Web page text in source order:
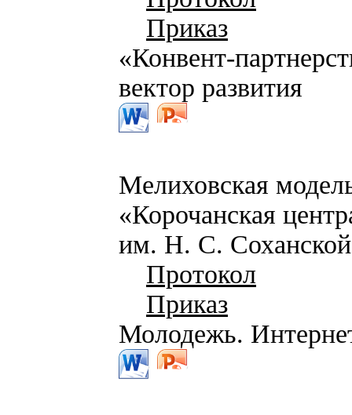
Приказ
«Конвент-
вектор развития
Мелиховская
«Корочанская
им. Н. С.
Протокол
Приказ
Молодежь.